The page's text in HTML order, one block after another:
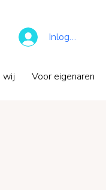
wij Voor eigenaren
Inloggen